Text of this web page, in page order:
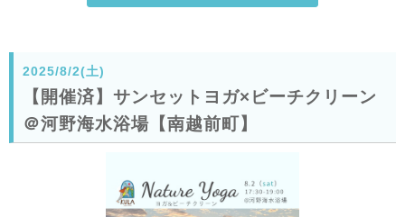
2025/8/2(土)
【開催済】サンセットヨガ×ビーチクリーン
＠河野海水浴場【南越前町】